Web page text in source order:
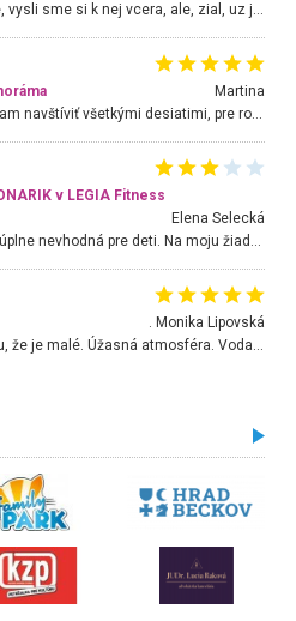
Hojdacka v Krpelanoch uz nie je, vysli sme si k nej vcera, ale, zial, uz je znicena. Ak sem planujete cestu len kvoli hojdacke, mozete si ju usetrit. Krasny vyhlad je tu vsak aj bez hojdacky :-)
Martina
Nádherné miesto ktoré odporúčam navštíviť všetkými desiatimi, pre rodiny s deťmi, dôchodcom... Proste a jednoducho ozaj rozprávkový les.. určite ešte prídeme. Odniesli sme si na pamiatku krásne tričká,
v LEGIA Fitness
Elena Selecká
Kútik výborný, ale hlučná hudba úplne nevhodná pre deti. Na moju žiadosť o aspoň sušenie nereagovali.
. Monika Lipovská